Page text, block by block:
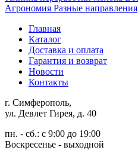
Агрономия Разные направления
Главная
Каталог
Доставка и оплата
Гарантия и возврат
Новости
Контакты
г. Симферополь,
ул. Девлет Гирея, д. 40
пн. - сб.: с 9:00 до 19:00
Воскресенье - выходной